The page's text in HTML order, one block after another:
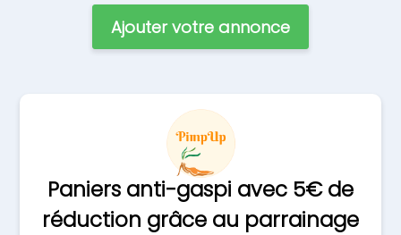
Ajouter votre annonce
Paniers anti-gaspi avec 5€ de
réduction grâce au parrainage